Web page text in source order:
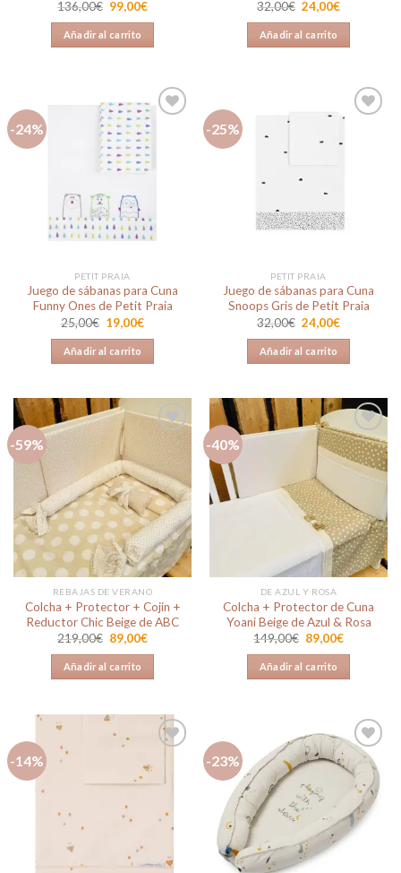
136,00€ El
precio
original
era:
136,00€.
99,00€El
99,00€.
Añadir al carrito
32,00€ El
precio
original
era:
32,00€.
24,00€El
24,00€.
Añadir al carrito
-24%
Añadir
PETIT PRAIA
Juego de sábanas para Cuna
Funny Ones de Petit Praia
25,00€ El
precio
original
era:
25,00€.
19,00€El
19,00€.
Añadir al carrito
-25%
PETIT PRAIA
Juego de sábanas para Cuna
Snoops Gris de Petit Praia
32,00€ El
precio
original
era:
32,00€.
24,00€El
24,00€.
Añadir al carrito
-59%
Añadir
a la
lista de
deseos
REBAJAS DE VERANO
Colcha + Protector + Cojin +
Reductor Chic Beige de ABC
219,00€ El
precio
original
era:
219,00€.
89,00€El
89,00€.
Añadir al carrito
-40%
Añadir
lista de
deseos
DE AZUL Y ROSA
Colcha + Protector de Cuna
Yoani Beige de Azul & Rosa
149,00€ El
precio
original
era:
149,00€.
89,00€El
89,00€.
Añadir al carrito
-14%
lista de
deseos
-23%
Añadir
a la
lista de
deseos